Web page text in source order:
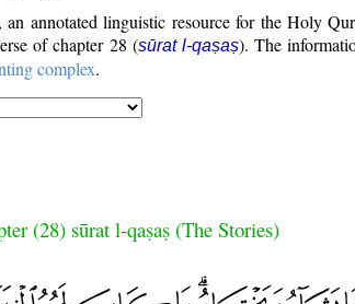
, an annotated linguistic resource for the Holy
of chapter 28 (sūrat l-qaṣaṣ). The
complex.
(28) sūrat l-qaṣaṣ (The Stories)